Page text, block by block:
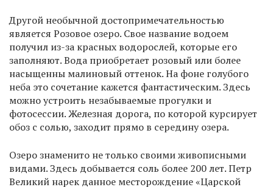
Другой необычной достопримечательностью
является Розовое озеро. Свое название водоем
получил из-за красных водорослей, которые его
заполняют. Вода приобретает розовый или более
насыщенны малиновый оттенок. На фоне голубого
неба это сочетание кажется фантастическим. Здесь
можно устроить незабываемые прогулки и
фотосессии. Железная дорога, по которой курсирует
обоз с солью, заходит прямо в середину озера.
Озеро знаменито не только своими живописными
видами. Здесь добывается соль более 200 лет. Петр
Великий нарек данное месторождение «Царской